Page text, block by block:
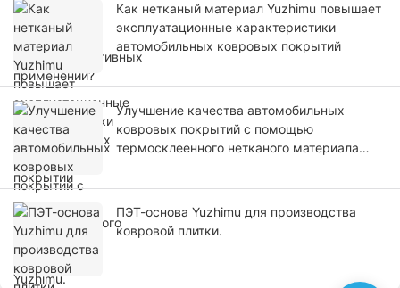
Как нетканый материал Yuzhimu повышает
эксплуатационные характеристики
автомобильных ковровых покрытий
Улучшение качества автомобильных
ковровых покрытий с помощью
термосклеенного нетканого материала
ПЭТ-основа Yuzhimu для производства
ковровой плитки.